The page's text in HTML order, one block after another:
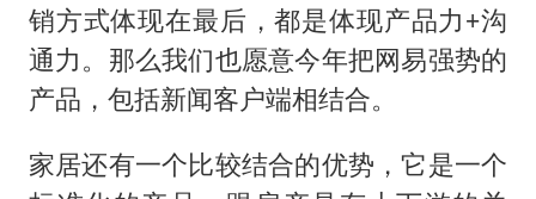
销方式体现在最后，都是体现产品力+沟
通力。那么我们也愿意今年把网易强势的
产品，包括新闻客户端相结合。
家居还有一个比较结合的优势，它是一个